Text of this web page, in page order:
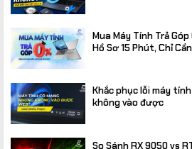
Mua Máy Tính Trả
Hồ Sơ 15 Phút, Chỉ
Khắc phục lỗi máy
không vào được
So Sánh RX 9050 vs